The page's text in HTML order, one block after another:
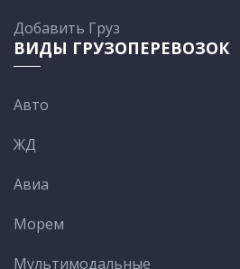
Добавить Груз
ВИДЫ ГРУЗОПЕРЕВОЗОК
Авто
ЖД
Авиа
Морем
Мультимодальные